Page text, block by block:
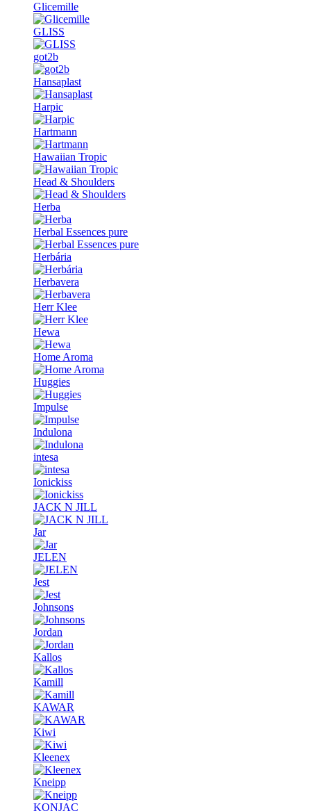
Glicemille
GLISS
got2b
Hansaplast
Harpic
Hartmann
Hawaiian Tropic
Head & Shoulders
Herba
Herbal Essences pure
Herbária
Herbavera
Herr Klee
Hewa
Home Aroma
Huggies
Impulse
Indulona
intesa
Ionickiss
JACK N JILL
Jar
JELEN
Jest
Johnsons
Jordan
Kallos
Kamill
KAWAR
Kiwi
Kleenex
Kneipp
KONJAC